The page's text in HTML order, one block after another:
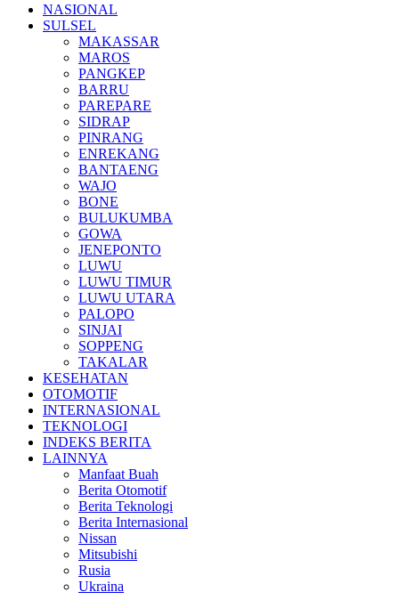
NASIONAL
SULSEL
MAKASSAR
MAROS
PANGKEP
BARRU
PAREPARE
SIDRAP
PINRANG
ENREKANG
BANTAENG
WAJO
BONE
BULUKUMBA
GOWA
JENEPONTO
LUWU
LUWU TIMUR
LUWU UTARA
PALOPO
SINJAI
SOPPENG
TAKALAR
KESEHATAN
OTOMOTIF
INTERNASIONAL
TEKNOLOGI
INDEKS BERITA
LAINNYA
Manfaat Buah
Berita Otomotif
Berita Teknologi
Berita Internasional
Nissan
Mitsubishi
Rusia
Ukraina